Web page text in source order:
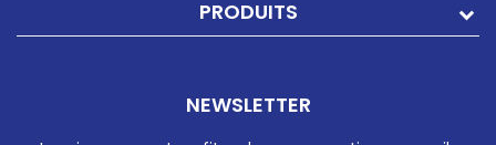
PRODUITS
NEWSLETTER